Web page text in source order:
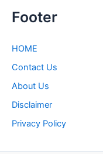
Footer
HOME
Contact Us
About Us
Disclaimer
Privacy Policy